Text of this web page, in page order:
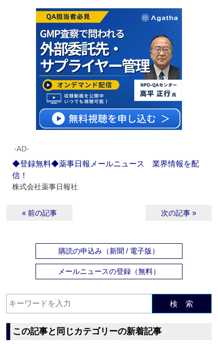
‐AD‐
◆登録無料◆薬事日報メールニュース 業界情報を配
信！
株式会社薬事日報社
« 前の記事 次の記事 »
購読の申込み（新聞 / 電子版）
メールニュースの登録（無料）
検 索
この記事と同じカテゴリーの新着記事